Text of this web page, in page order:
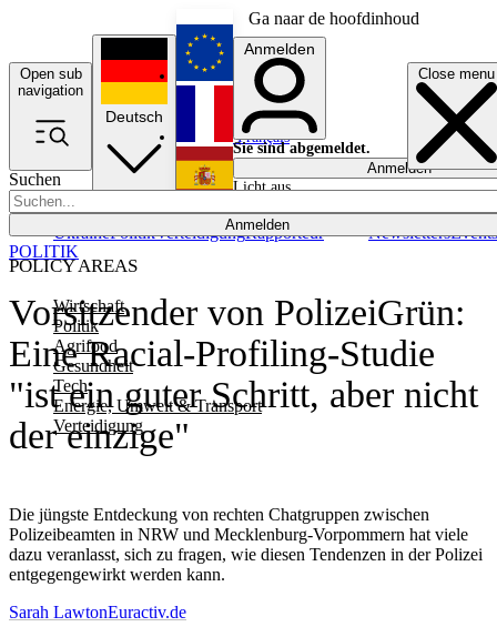
Ga naar de hoofdinhoud
Open sub
navigation
Close menu
Suchen
Anmelden
POLICY AREAS
Wirtschaft
Politik
Agrifood
Gesundheit
Tech
Energie, Umwelt & Transport
Verteidigung
UkrainePolitikVerteidigungRapporteur NewslettersEvents
Deutsch
English
Français
Anmelden
Sie sind abgemeldet.
Anmelden
Licht aus
Vorsitzender von PolizeiGrün:
Eine Racial-Profiling-Studie
"ist ein guter Schritt, aber nicht
der einzige"
Die jüngste Entdeckung von rechten Chatgruppen zwischen
Polizeibeamten in NRW und Mecklenburg-Vorpommern hat viele
dazu veranlasst, sich zu fragen, wie diesen Tendenzen in der Polizei
entgegengewirkt werden kann.
POLITIK
Sarah LawtonEuractiv.de